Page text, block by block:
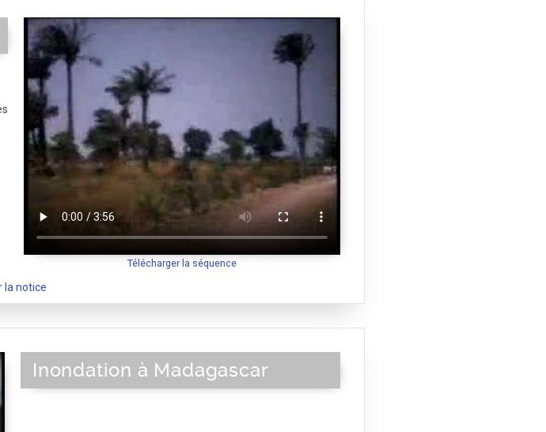
Télécharger la séquence
la notice
Inondation à Madagascar